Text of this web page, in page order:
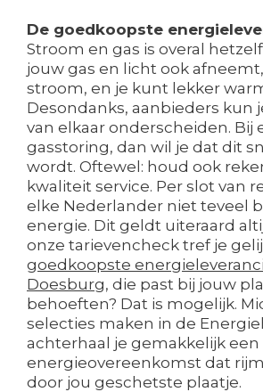
De goedkoopste
Stroom en gas is overal
jouw gas en licht ook
stroom, en je kunt lekker
Desondanks, aanbieders kun
van elkaar onderscheiden. Bij
gasstoring, dan wil je dat dit
wordt. Oftewel: houd ook
kwaliteit service. Per slot van
elke Nederlander niet teveel
energie. Dit geldt uiteraard
onze tarievencheck tref je
goedkoopste
Doesburg, die past bij jouw
behoeften? Dat is mogelijk.
selecties maken in de
achterhaal je gemakkelijk een
energieovereenkomst dat
door jou geschetste plaatje.